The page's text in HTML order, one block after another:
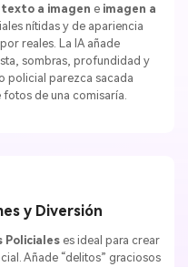
texto a imagen e imagen a
nítidas y de apariencia
reales. La IA añade
sombras, profundidad y
policial parezca sacada
de una comisaría.
y Diversión
Policiales es ideal para crear
Añade “delitos” graciosos